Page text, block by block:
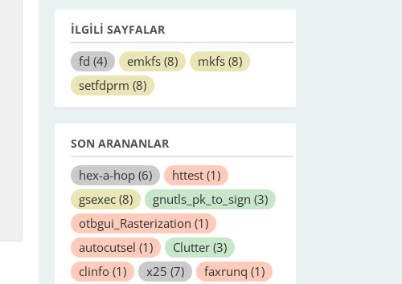
İLGİLİ SAYFALAR
fd (4) emkfs (8) mkfs (8)
setfdprm (8)
SON ARANANLAR
hex-a-hop (6) httest (1)
gsexec (8) gnutls_pk_to_sign (3)
otbgui_Rasterization (1)
autocutsel (1) Clutter (3)
clinfo (1) x25 (7) faxrunq (1)